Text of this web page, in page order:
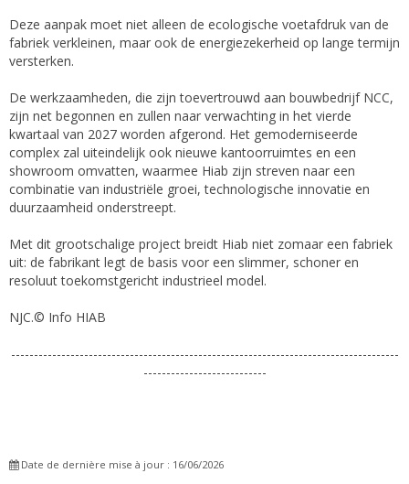
Deze aanpak moet niet alleen de ecologische voetafdruk van de
fabriek verkleinen, maar ook de energiezekerheid op lange termijn
versterken.
De werkzaamheden, die zijn toevertrouwd aan bouwbedrijf NCC,
zijn net begonnen en zullen naar verwachting in het vierde
kwartaal van 2027 worden afgerond. Het gemoderniseerde
complex zal uiteindelijk ook nieuwe kantoorruimtes en een
showroom omvatten, waarmee Hiab zijn streven naar een
combinatie van industriële groei, technologische innovatie en
duurzaamheid onderstreept.
Met dit grootschalige project breidt Hiab niet zomaar een fabriek
uit: de fabrikant legt de basis voor een slimmer, schoner en
resoluut toekomstgericht industrieel model.
NJC.© Info HIAB
-------------------------------------------------------------------------------------
---------------------------
Date de dernière mise à jour : 16/06/2026